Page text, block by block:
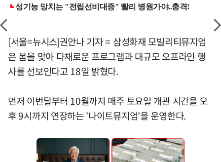
[서울=뉴시스]권안나 기자 = 삼성화재 모빌리티뮤지엄
은 봄을 맞아 다채로운 프로그램과 대규모 오프라인 행
사를 선보인다고 18일 밝혔다.
먼저 이번달부터 10월까지 매주 토요일 개관 시간을 오
후 9시까지 연장하는 '나이트뮤지엄'을 운영한다.